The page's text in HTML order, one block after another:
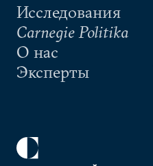
Исследования
Carnegie Politika
О нас
Эксперты